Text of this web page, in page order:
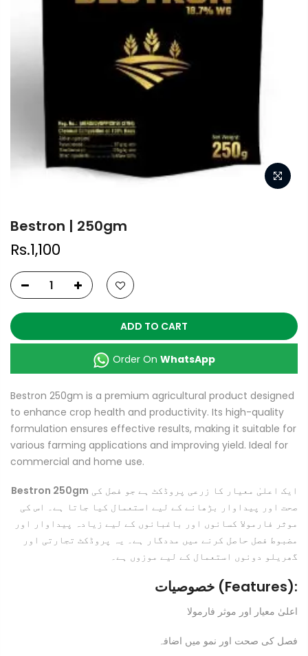
Bestron | 250gm
Rs.1,100
ADD TO CART
Order On WhatsApp
Bestron 250gm is a premium agricultural product designed
to enhance crop health and productivity. Its high-quality
formulation ensures effective results, making it suitable for
various farming applications and improving yield. Ideal for
commercial and home use.
Bestron 250gm
صحت اور پیداوار بڑھانے کے لیے استعمال کیا جاتا ہے۔ اس کی
موثر فارمولا کسانوں اور باغبانوں کے لیے زیادہ پیداوار اور
مضبوط فصل حاصل کرنے میں مددگار ہے۔ یہ پروڈکٹ تجارتی اور
گھریلو دونوں استعمال کے لیے موزوں ہے۔
خصوصیات (Features):
اعلیٰ معیار اور موثر فارمولا
فصل کی صحت اور نمو میں اضافہ